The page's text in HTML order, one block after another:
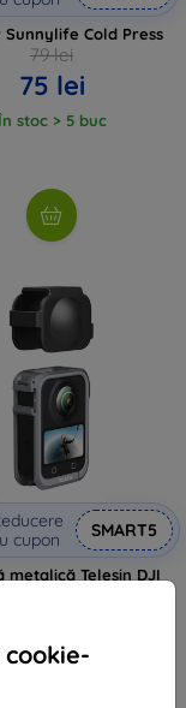
Sunnylife Cold Press
79 lei
75 lei
stoc > 5 buc
cupon
SMART5
metalică Telesin DJI
148 lei